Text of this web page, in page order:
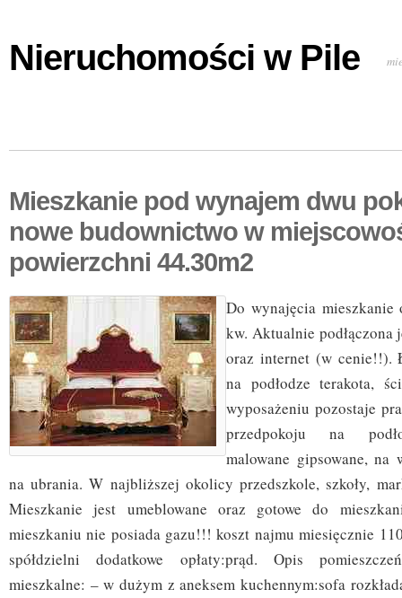
Nieruchomości w Pile
Mieszkanie pod wynajem dwu
nowe budownictwo w
powierzchni 44.30m2
Do wynajęcia mieszkanie
kw. Aktualnie podłączona
oraz internet (w cenie!!).
na podłodze terakota,
wyposażeniu pozostaje
przedpokoju na
malowane gipsowane, na
na ubrania. W najbliższej okolicy przedszkole, szkoły,
Mieszkanie jest umeblowane oraz gotowe do
mieszkaniu nie posiada gazu!!! koszt najmu miesięcznie
spółdzielni dodatkowe opłaty:prąd. Opis
mieszkalne: – w dużym z aneksem kuchennym:sofa